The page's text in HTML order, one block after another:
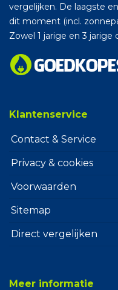
vergelijken. De laagste
dit moment (incl.
Zowel 1 jarige en 3 jarige
Klantenservice
Contact & Service
Privacy & cookies
Voorwaarden
Sitemap
Direct vergelijken
Meer informatie